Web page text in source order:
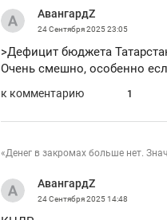
АвангардZ
24 Сентября 202523:05
>Дефицит бюджета
Очень смешно, особенно
к комментарию 1
«Денег в закромах больше нет.
АвангардZ
24 Сентября 202514:48